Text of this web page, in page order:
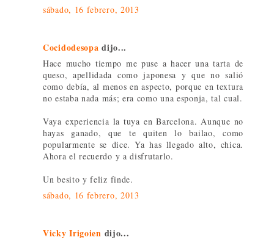
sábado, 16 febrero, 2013
Cocidodesopa dijo...
Hace mucho tiempo me puse a hacer una tarta de
queso, apellidada como japonesa y que no salió
como debía, al menos en aspecto, porque en textura
no estaba nada más; era como una esponja, tal cual.
Vaya experiencia la tuya en Barcelona. Aunque no
hayas ganado, que te quiten lo bailao, como
popularmente se dice. Ya has llegado alto, chica.
Ahora el recuerdo y a disfrutarlo.
Un besito y feliz finde.
sábado, 16 febrero, 2013
Vicky Irigoien dijo...